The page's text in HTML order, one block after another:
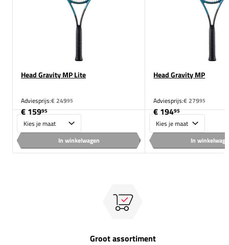
Head Gravity MP Lite
Adviesprijs:€ 24995
€ 15995
Maat
In winkelwagen
Head Gravity MP
Adviesprijs:€ 27995
€ 19495
Maat
In
Groot assortiment